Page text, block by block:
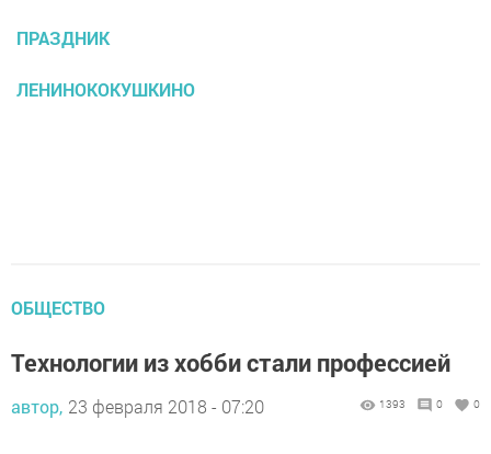
ПРАЗДНИК
ЛЕНИНОКОКУШКИНО
ОБЩЕСТВО
Технологии из хобби стали профессией
автор, 23 февраля 2018 - 07:20 1393 0 0